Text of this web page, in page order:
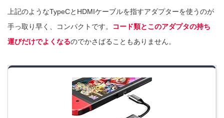
上記のようなTypeCとHDMIケーブルを指すアダプターを使うのが
手っ取り早く、コンパクトです。
コード類とこのアダプタの持ち
運びだけでよくなるのでかさばることもありません。